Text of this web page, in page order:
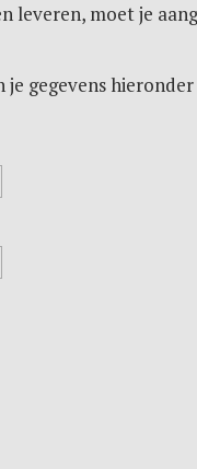
leveren, moet je
gegevens hieronder